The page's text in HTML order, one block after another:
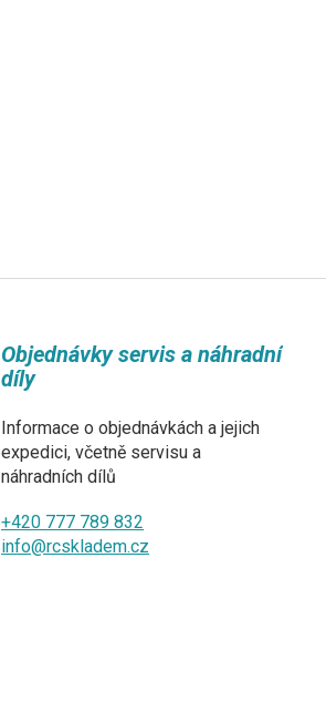
Objednávky servis a náhradní
díly
Informace o objednávkách a jejich
expedici, včetně servisu a
náhradních dílů
+420 777 789 832
info@rcskladem.cz